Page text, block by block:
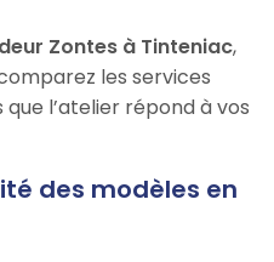
Zontes à Tinteniac,
les services
l’atelier répond à vos
des modèles en